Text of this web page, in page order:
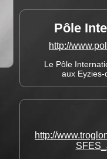
Pôle
http://
Le Pôle
aux Eyzies-
http://